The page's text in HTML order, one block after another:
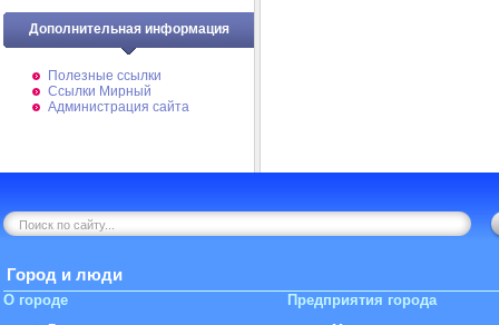
Дополнительная информация
Полезные ссылки
Ссылки Мирный
Администрация сайта
Город и люди
О городе Предприятия города